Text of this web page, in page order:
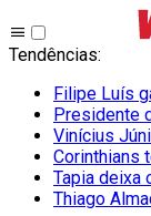
Tendências:
Filipe Luís
Presidente
Vinícius
Corinthians
Tapia deixa
Thiago